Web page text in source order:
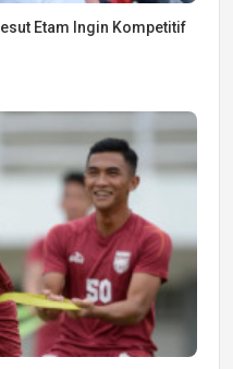
Etam Ingin Kompetitif